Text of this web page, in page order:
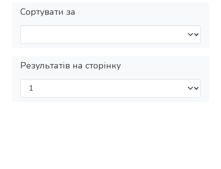
Сортувати за
Результатів на сторінку